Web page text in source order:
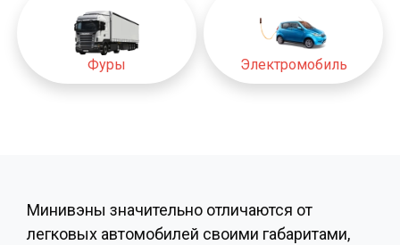
Фуры Электромобиль
Минивэны значительно отличаются от
легковых автомобилей своими габаритами,